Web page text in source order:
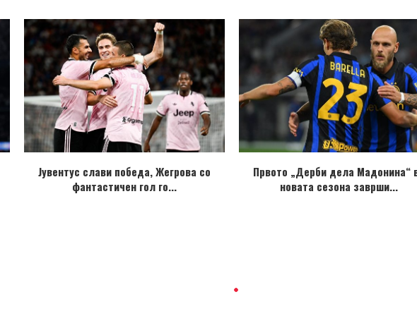
Јувентус слави победа, Жегрова со
фантастичен гол го...
Првото „Дерби дела Мадонина“
новата сезона заврши...